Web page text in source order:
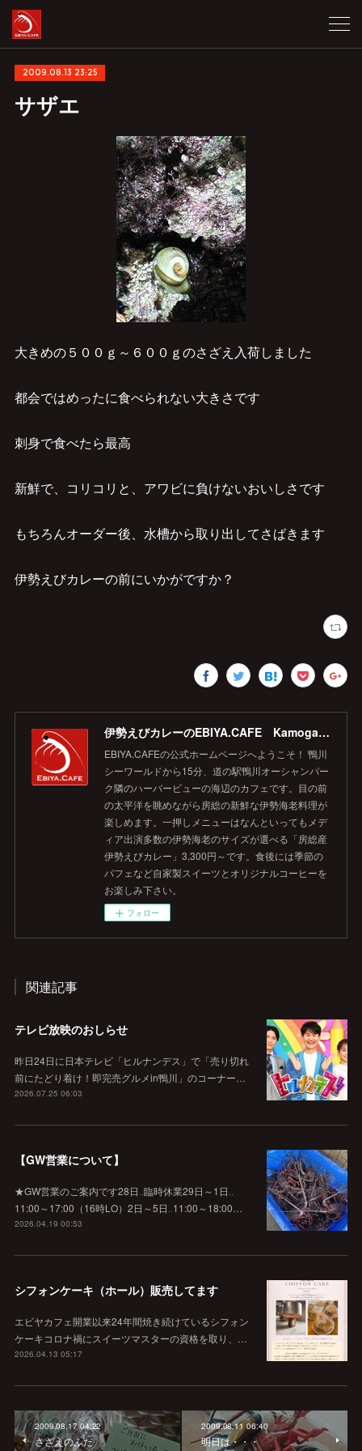
2009.08.13 23:25
サザエ
大きめの５００ｇ～６００ｇのさざえ入荷しました
都会ではめったに食べられない大きさです
刺身で食べたら最高
新鮮で、コリコリと、アワビに負けないおいしさです
もちろんオーダー後、水槽から取り出してさばきます
伊勢えびカレーの前にいかがですか？
伊勢えびカレーのEBIYA.CAFE Kamogawa 【公式】
EBIYA.CAFEの公式ホームページへようこそ！ 鴨川
シーワールドから15分、道の駅鴨川オーシャンパー
ク隣のハーバービューの海辺のカフェです。目の前
の太平洋を眺めながら房総の新鮮な伊勢海老料理が
楽しめます。一押しメニューはなんといってもメデ
ィア出演多数の伊勢海老のサイズが選べる「房総産
伊勢えびカレー」3,300円～です。食後には季節の
パフェなど自家製スイーツとオリジナルコーヒーを
お楽しみ下さい。
フォロー
関連記事
テレビ放映のおしらせ
昨日24日に日本テレビ「ヒルナンデス」で「売り切れ
前にたどり着け！即完売グルメin鴨川」のコーナー…
2026.07.25 06:03
【GW営業について】
★GW営業のご案内です28日‥臨時休業29日～1日‥
11:00～17:00（16時LO）2日～5日‥11:00～18:00…
2026.04.19 00:53
シフォンケーキ（ホール）販売してます
エビヤカフェ開業以来24年間焼き続けているシフォン
ケーキコロナ禍にスイーツマスターの資格を取り、…
2026.04.13 05:17
2009.08.17 04:22
さざえのふた
2009.08.11 06:40
明日は・・・